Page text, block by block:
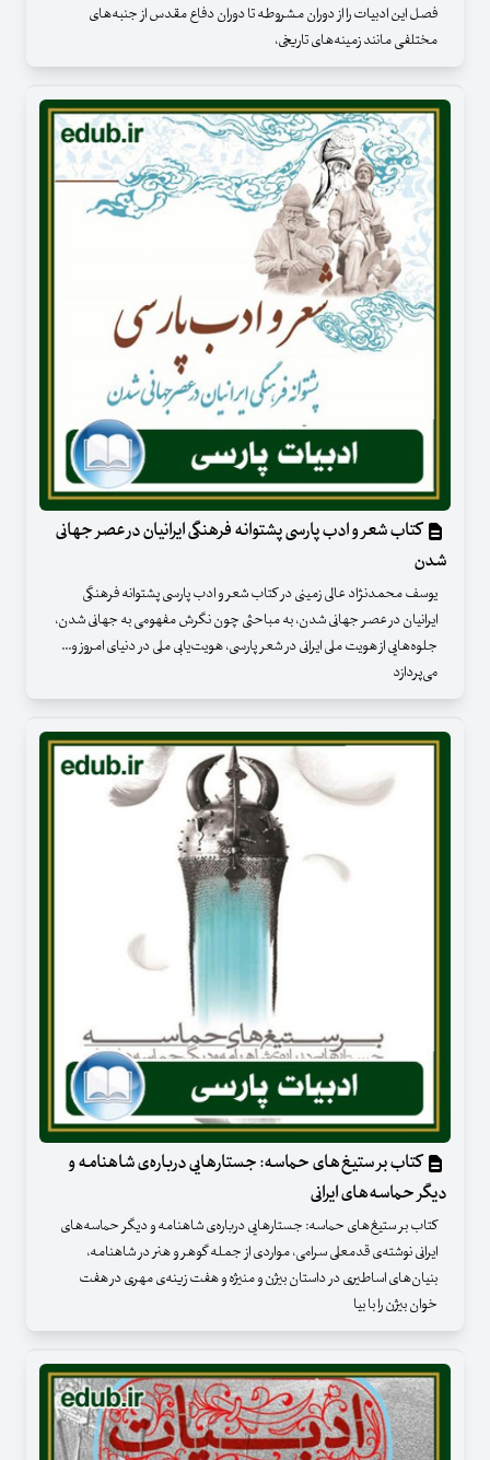
فصل این ادبیات را از دوران مشروطه تا دوران دفاع مقدس از جنبه‌های
مختلفی مانند زمینه‌های تاریخی،
کتاب شعر و ادب پارسی پشتوانه فرهنگی ایرانیان در عصر جهانی
شدن
یوسف محمدنژاد عالی زمینی در کتاب شعر و ادب پارسی پشتوانه فرهنگی
ایرانیان در عصر جهانی شدن، به مباحثی چون نگرش مفهومی به جهانی شدن،
جلوه‌هایی از هویت ملی ایرانی در شعر پارسی، هویت‌یابی‌ ملی‌ در دنیای‌ امروز و...
می‌پردازد
کتاب بر ستیغ‌های حماسه: جستارهایی درباره‌ی شاهنامه و
دیگر حماسه‌های ایرانی
کتاب بر ستیغ‌های حماسه: جستارهایی درباره‌ی شاهنامه و دیگر حماسه‌های
ایرانی نوشته‌ی قدمعلی سرامی، مواردی از جمله گوهر و هنر در شاهنامه،
بنیان‌های اساطیری در داستان بیژن و منیژه و هفت زینه‌ی مهری در هفت
خوان بیژن را با بیا